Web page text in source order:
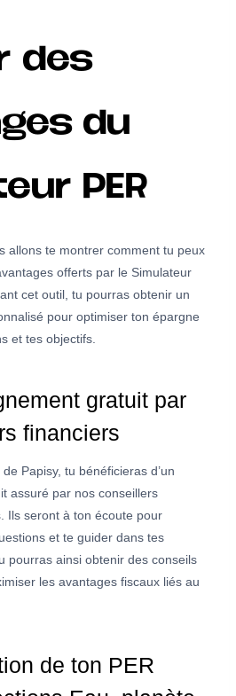
des
du
PER
allons te montrer comment tu peux
offerts par le Simulateur
cet outil, tu pourras obtenir un
pour optimiser ton épargne
et tes objectifs.
gratuit par
financiers
Papisy, tu bénéficieras d’un
assuré par nos conseillers
Ils seront à ton écoute pour
et te guider dans tes
pourras ainsi obtenir des conseils
les avantages fiscaux liés au
de ton PER